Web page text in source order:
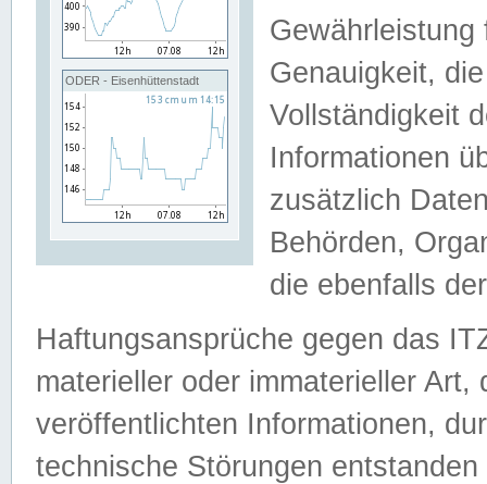
ODER - Eisenhüttenstadt
Genauigkeit,
Vollständigkeit
Informationen
zusätzlich
Behörden,
die ebenfalls
Haftungsansprüche gegen das
materieller oder immaterieller
veröffentlichten Informationen,
technische Störungen